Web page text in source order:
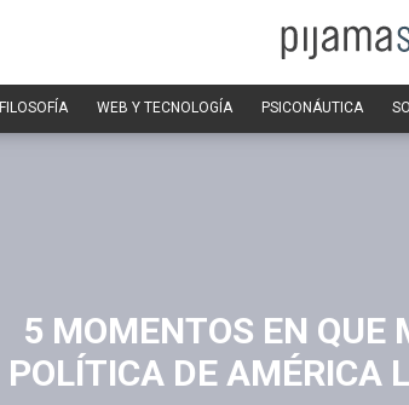
FILOSOFÍA WEB Y TECNOLOGÍA PSICONÁUTICA
5 MOMENTOS EN QUE
POLÍTICA DE AMÉRICA